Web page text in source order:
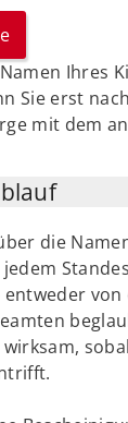
Ihres
Sie erst
mit dem
die
entweder